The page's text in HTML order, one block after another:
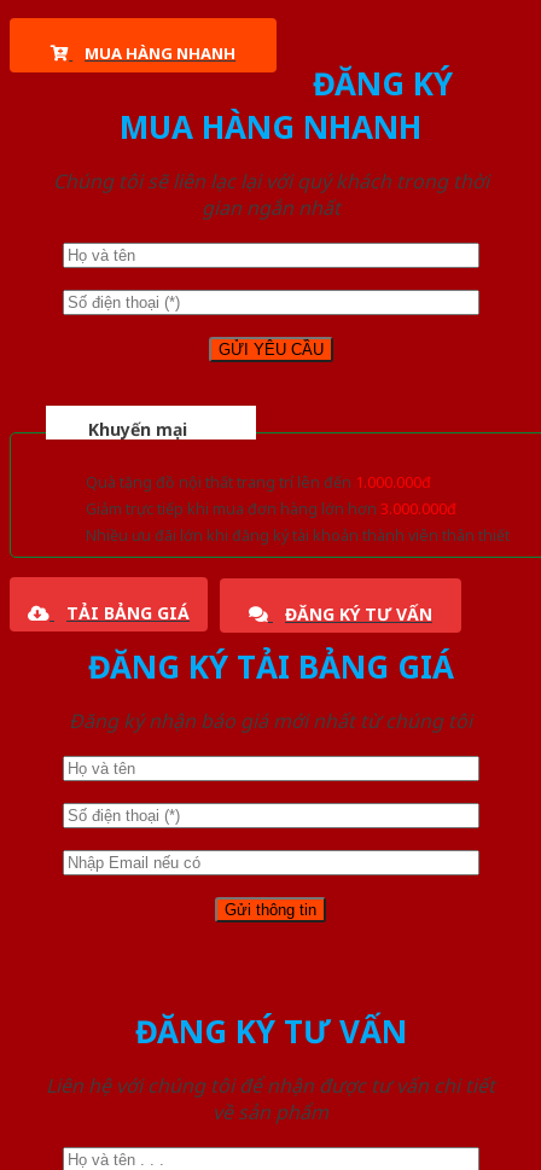
MUA HÀNG NHANH
ĐĂNG KÝ
MUA HÀNG NHANH
Chúng tôi sẽ liên lạc lại với quý khách trong thời
gian ngắn nhất
Khuyến mại
Quà tặng đồ nội thất trang trí lên đến 1.000.000đ
Giảm trực tiếp khi mua đơn hàng lớn hơn 3.000.000đ
Nhiều ưu đãi lớn khi đăng ký tài khoản thành viên thân thiết
TẢI BẢNG GIÁ ĐĂNG KÝ TƯ VẤN
ĐĂNG KÝ TẢI BẢNG GIÁ
Đăng ký nhận báo giá mới nhất từ chúng tôi
ĐĂNG KÝ TƯ VẤN
Liên hệ với chúng tôi để nhận được tư vấn chi tiết
về sản phẩm